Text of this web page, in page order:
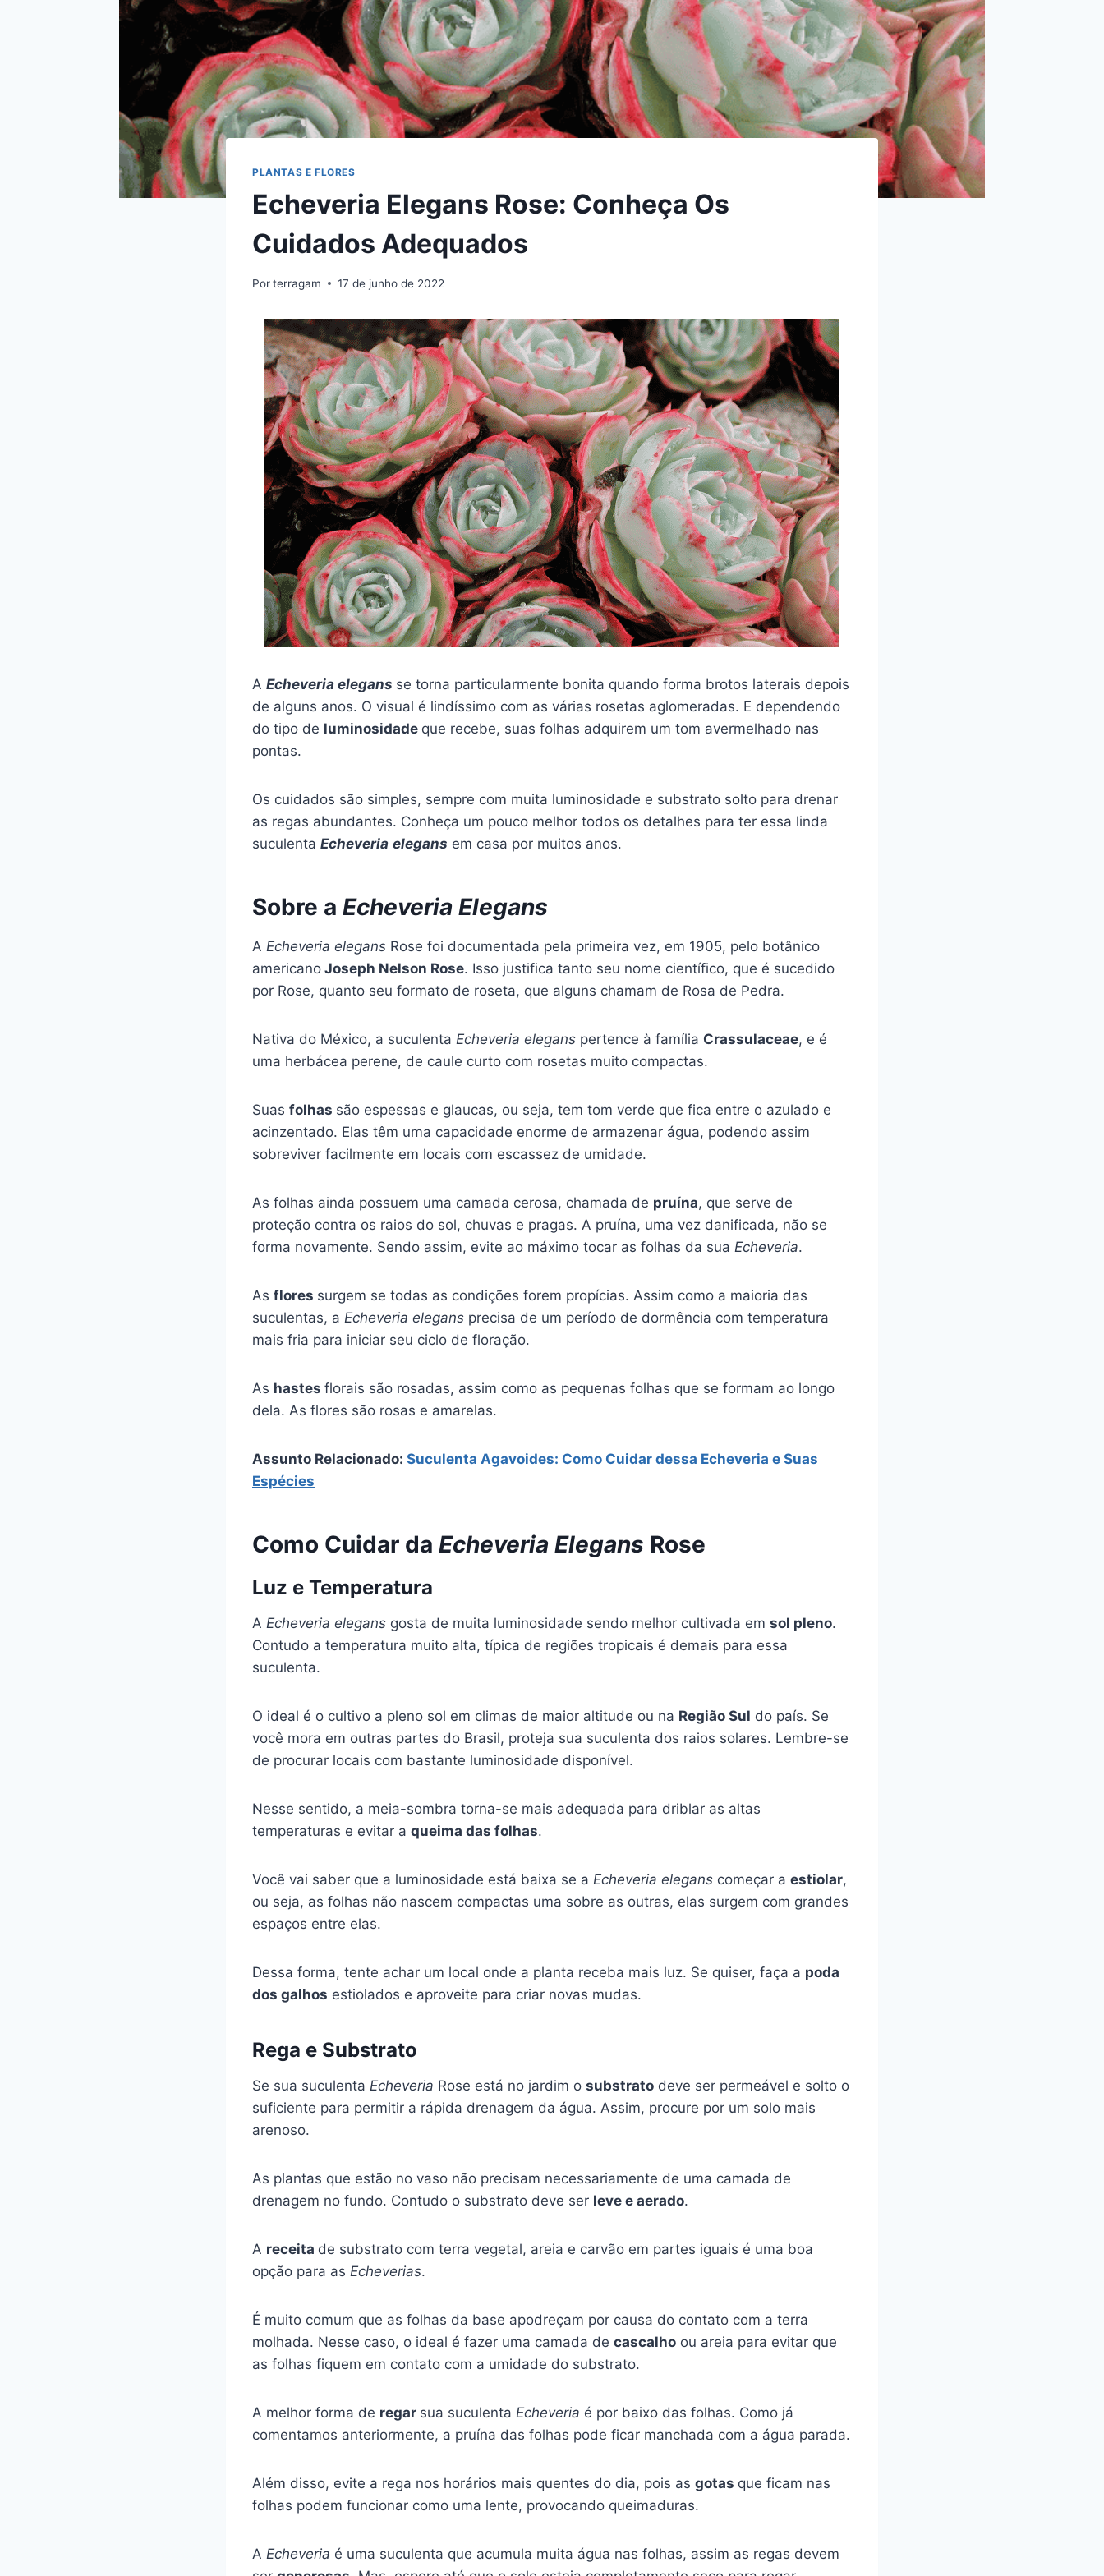
PLANTAS E FLORES
Echeveria Elegans Rose: Conheça Os
Cuidados Adequados
Porterragam 17 de junho de 2022
A Echeveria elegans se torna particularmente bonita quando forma brotos laterais depois
de alguns anos. O visual é lindíssimo com as várias rosetas aglomeradas. E dependendo
do tipo de luminosidade que recebe, suas folhas adquirem um tom avermelhado nas
pontas.
Os cuidados são simples, sempre com muita luminosidade e substrato solto para drenar
as regas abundantes. Conheça um pouco melhor todos os detalhes para ter essa linda
suculenta Echeveria elegans em casa por muitos anos.
Sobre a Echeveria Elegans
A Echeveria elegans Rose foi documentada pela primeira vez, em 1905, pelo botânico
americano Joseph Nelson Rose. Isso justifica tanto seu nome científico, que é sucedido
por Rose, quanto seu formato de roseta, que alguns chamam de Rosa de Pedra.
Nativa do México, a suculenta Echeveria elegans pertence à família Crassulaceae, e é
uma herbácea perene, de caule curto com rosetas muito compactas.
Suas folhas são espessas e glaucas, ou seja, tem tom verde que fica entre o azulado e
acinzentado. Elas têm uma capacidade enorme de armazenar água, podendo assim
sobreviver facilmente em locais com escassez de umidade.
As folhas ainda possuem uma camada cerosa, chamada de pruína, que serve de
proteção contra os raios do sol, chuvas e pragas. A pruína, uma vez danificada, não se
forma novamente. Sendo assim, evite ao máximo tocar as folhas da sua Echeveria.
As flores surgem se todas as condições forem propícias. Assim como a maioria das
suculentas, a Echeveria elegans precisa de um período de dormência com temperatura
mais fria para iniciar seu ciclo de floração.
As hastes florais são rosadas, assim como as pequenas folhas que se formam ao longo
dela. As flores são rosas e amarelas.
Assunto Relacionado: Suculenta Agavoides: Como Cuidar dessa Echeveria e Suas
Espécies
Como Cuidar da Echeveria Elegans Rose
Luz e Temperatura
A Echeveria elegans gosta de muita luminosidade sendo melhor cultivada em sol pleno.
Contudo a temperatura muito alta, típica de regiões tropicais é demais para essa
suculenta.
O ideal é o cultivo a pleno sol em climas de maior altitude ou na Região Sul do país. Se
você mora em outras partes do Brasil, proteja sua suculenta dos raios solares. Lembre-se
de procurar locais com bastante luminosidade disponível.
Nesse sentido, a meia-sombra torna-se mais adequada para driblar as altas
temperaturas e evitar a queima das folhas.
Você vai saber que a luminosidade está baixa se a Echeveria elegans começar a estiolar,
ou seja, as folhas não nascem compactas uma sobre as outras, elas surgem com grandes
espaços entre elas.
Dessa forma, tente achar um local onde a planta receba mais luz. Se quiser, faça a poda
dos galhos estiolados e aproveite para criar novas mudas.
Rega e Substrato
Se sua suculenta Echeveria Rose está no jardim o substrato deve ser permeável e solto o
suficiente para permitir a rápida drenagem da água. Assim, procure por um solo mais
arenoso.
As plantas que estão no vaso não precisam necessariamente de uma camada de
drenagem no fundo. Contudo o substrato deve ser leve e aerado.
A receita de substrato com terra vegetal, areia e carvão em partes iguais é uma boa
opção para as Echeverias.
É muito comum que as folhas da base apodreçam por causa do contato com a terra
molhada. Nesse caso, o ideal é fazer uma camada de cascalho ou areia para evitar que
as folhas fiquem em contato com a umidade do substrato.
A melhor forma de regar sua suculenta Echeveria é por baixo das folhas. Como já
comentamos anteriormente, a pruína das folhas pode ficar manchada com a água parada.
Além disso, evite a rega nos horários mais quentes do dia, pois as gotas que ficam nas
folhas podem funcionar como uma lente, provocando queimaduras.
A Echeveria é uma suculenta que acumula muita água nas folhas, assim as regas devem